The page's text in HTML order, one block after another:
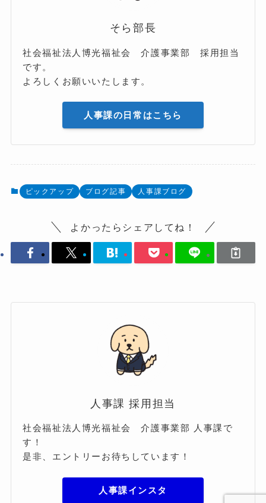
そら部長
社会福祉法人博光福祉会 介護事業部 採用担当
です。
よろしくお願いいたします。
人事課の日常はこちら
ピックアップ ブログ記事 人事課ブログ
よかったらシェアしてね！
人事課 採用担当
社会福祉法人博光福祉会 介護事業部 人事課で
す！
是非、エントリーお待ちしています！
人事課インスタ